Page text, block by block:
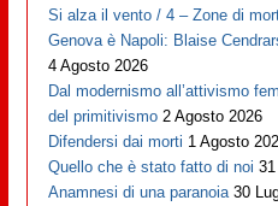
Si alza il vento / 4 – Zone di
Genova è Napoli: Blaise
4 Agosto 2026
Dal modernismo all’attivismo
del primitivismo 2 Agosto 2026
Difendersi dai morti 1 Agosto
Quello che è stato fatto di noi
Anamnesi di una paranoia 30